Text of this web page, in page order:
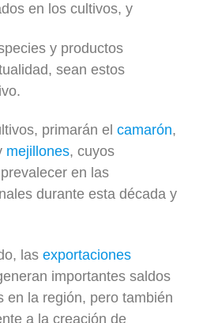
en los cultivos, y
y productos
sean estos
primarán elcamarón,
mejillones, cuyos
en las
durante esta década y
lasexportaciones
importantes saldos
en la región, pero también
a la creación de